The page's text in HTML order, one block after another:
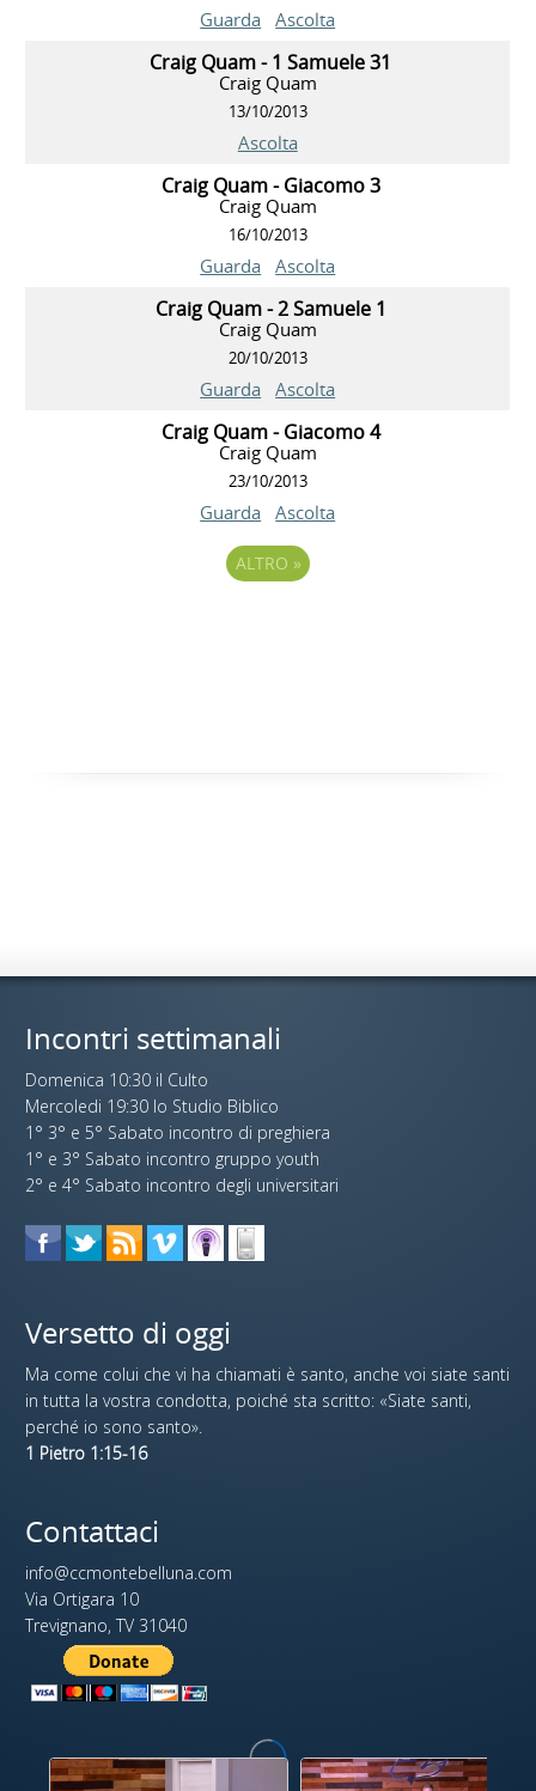
Guarda Ascolta
Craig Quam - 1 Samuele 31
Craig Quam
13/10/2013
Ascolta
Craig Quam - Giacomo 3
Craig Quam
16/10/2013
Guarda Ascolta
Craig Quam - 2 Samuele 1
Craig Quam
20/10/2013
Guarda Ascolta
Craig Quam - Giacomo 4
Craig Quam
23/10/2013
Guarda Ascolta
ALTRO »
Incontri settimanali
Domenica 10:30 il Culto
Mercoledi 19:30 lo Studio Biblico
1° 3° e 5° Sabato incontro di preghiera
1° e 3° Sabato incontro gruppo youth
2° e 4° Sabato incontro degli universitari
Versetto di oggi
Ma come colui che vi ha chiamati è santo, anche voi siate santi
in tutta la vostra condotta, poiché sta scritto: «Siate santi,
perché io sono santo».
1 Pietro 1:15-16
Contattaci
info@ccmontebelluna.com
Via Ortigara 10
Trevignano, TV 31040